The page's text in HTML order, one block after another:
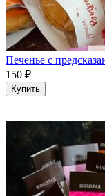
Печенье с
150 ₽
Купить